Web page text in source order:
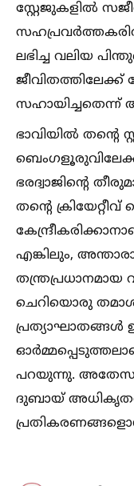
സ്റ്റേജുകളില്‍
ലഭിച്ച വലിയ
ജീവിതത്തിലേക്ക്
സഹായിച്ചതെന്ന്
ഭാവിയില്‍ തന്റെ
ഭരദ്വാജിന്റെ
തന്റെ
എങ്കിലും,
ചെറിയൊരു
പ്രത്യാഘാതങ്ങള്‍
പറയുന്നു.
ദുബായ്